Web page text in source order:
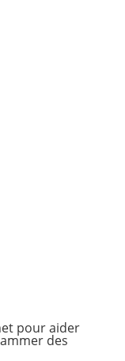
pour aider
des